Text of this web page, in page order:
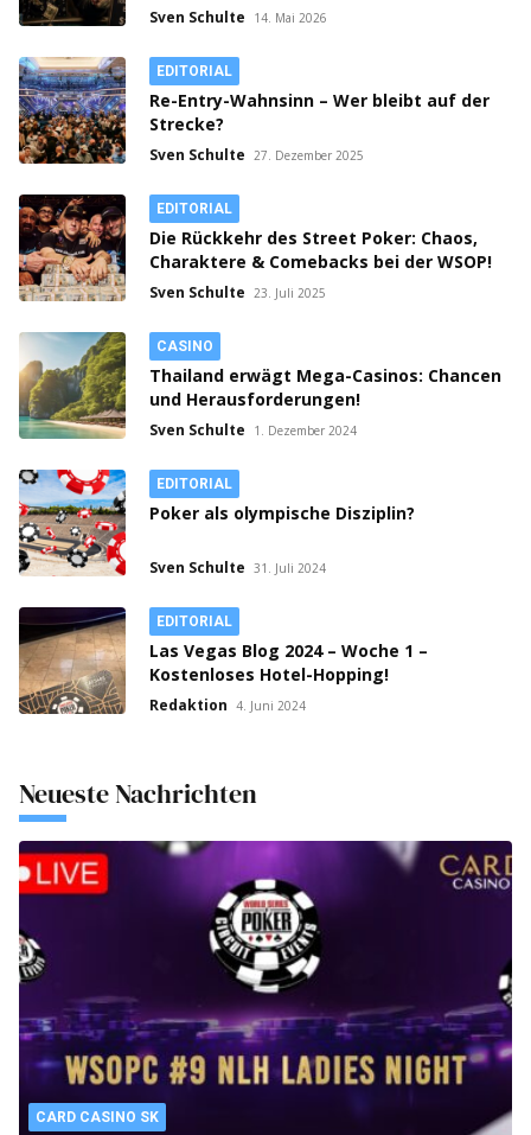
Sven Schulte 14. Mai 2026
EDITORIAL
Re-Entry-Wahnsinn – Wer bleibt auf der
Strecke?
Sven Schulte 27. Dezember 2025
EDITORIAL
Die Rückkehr des Street Poker: Chaos,
Charaktere & Comebacks bei der WSOP!
Sven Schulte 23. Juli 2025
CASINO
Thailand erwägt Mega-Casinos: Chancen
und Herausforderungen!
Sven Schulte 1. Dezember 2024
EDITORIAL
Poker als olympische Disziplin?
Sven Schulte 31. Juli 2024
EDITORIAL
Las Vegas Blog 2024 – Woche 1 –
Kostenloses Hotel-Hopping!
Redaktion 4. Juni 2024
Neueste Nachrichten
CARD CASINO SK